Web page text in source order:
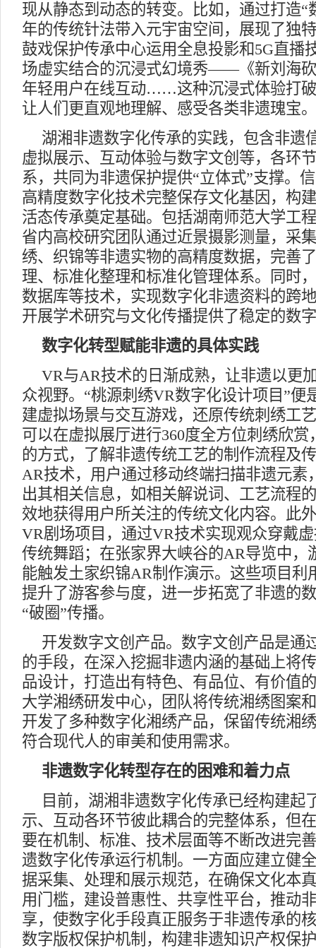
现从静态到动态的转变。比如，通过打造“
年的传统针法带入元宇宙空间，展现了独
鼓戏保护传承中心运用全息投影和5G直播
场虚实结合的沉浸式幻境秀——《新刘海
年轻用户在线互动……这种沉浸式体验打
让人们更直观地理解、感受各类非遗瑰宝。
湖湘非遗数字化传承的实践，包含非遗
虚拟展示、互动体验与数字文创等，各环
系，共同为非遗保护提供“立体式”支撑。
高精度数字化技术完整保存文化基因，构
活态传承奠定基础。包括湖南师范大学工
省内高校研究团队通过近景摄影测量，采
绣、织锦等非遗实物的高精度数据，完善
理、标准化整理和标准化管理体系。同时
数据库等技术，实现数字化非遗资料的跨
开展学术研究与文化传播提供了稳定的数
数字化转型赋能非遗的具体实践
VR与AR技术的日渐成熟，让非遗以更
众视野。“桃源刺绣VR数字化设计项目”便
建虚拟场景与交互游戏，还原传统刺绣工
可以在虚拟展厅进行360度全方位刺绣欣
的方式，了解非遗传统工艺的制作流程及
AR技术，用户通过移动终端扫描非遗元素
出其相关信息，如相关解说词、工艺流程
效地获得用户所关注的传统文化内容。此
VR剧场项目，通过VR技术实现观众穿戴
传统舞蹈；在张家界大峡谷的AR导览中，
能触发土家织锦AR制作演示。这些项目利
提升了游客参与度，进一步拓宽了非遗的
“破圈”传播。
开发数字文创产品。数字文创产品是通
的手段，在深入挖掘非遗内涵的基础上将
品设计，打造出有特色、有品位、有价值
大学湘绣研发中心，团队将传统湘绣图案
开发了多种数字化湘绣产品，保留传统湘
符合现代人的审美和使用需求。
非遗数字化转型存在的困难和着力点
目前，湖湘非遗数字化传承已经构建起
示、互动各环节彼此耦合的完整体系，但
要在机制、标准、技术层面等不断改进完
遗数字化传承运行机制。一方面应建立健
据采集、处理和展示规范，在确保文化本
用门槛，建设普惠性、共享性平台，推动
享，使数字化手段真正服务于非遗传承的
数字版权保护机制，构建非遗知识产权保